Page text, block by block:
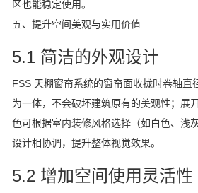
区也能稳定使用。
五、提升空间美观与实用价值
5.1 简洁的外观设计
FSS 天棚窗帘系统的窗帘面收拢时卷轴直
为一体，不会破坏建筑原有的美观性；展
色可根据室内装修风格选择（如白色、浅
设计相协调，提升整体视觉效果。
5.2 增加空间使用灵活性